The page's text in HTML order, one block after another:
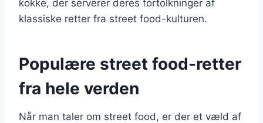
kokke, der serverer deres fortolkninger af
klassiske retter fra street food-kulturen.
Populære street food-retter
fra hele verden
Når man taler om street food, er der et væld af